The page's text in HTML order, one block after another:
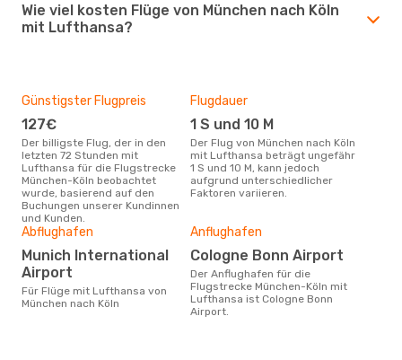
Wie viel kosten Flüge von München nach Köln
mit Lufthansa?
Günstigster Flugpreis
127€
Der billigste Flug, der in den
letzten 72 Stunden mit
Lufthansa für die Flugstrecke
München-Köln beobachtet
wurde, basierend auf den
Buchungen unserer Kundinnen
und Kunden.
Flugdauer
1 S und 10 M
Der Flug von München nach Köln
mit Lufthansa beträgt ungefähr
1 S und 10 M, kann jedoch
aufgrund unterschiedlicher
Faktoren variieren.
Abflughafen
Munich International
Airport
Für Flüge mit Lufthansa von
München nach Köln
Anflughafen
Cologne Bonn Airport
Der Anflughafen für die
Flugstrecke München-Köln mit
Lufthansa ist Cologne Bonn
Airport.